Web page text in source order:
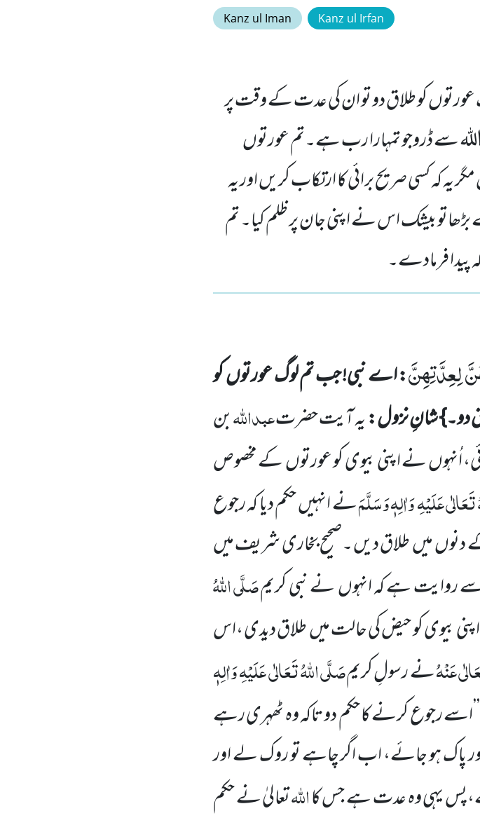
Kanz ul Iman Kanz ul Irfan
کو طلاق دو تو ان کی عدت کے وقت پر
سے ڈروجو تمہارا رب ہے۔تم عورتوں
یہ کہ کسی صریح برائی کا ارتکاب کریں اور یہ
بیشک اس نے اپنی جان پر ظلم کیا۔ تم
پیدا فرمادے۔
لِعِدَّتِهِنَّ: اے نبی! جب تم لوگ عورتوںکو
دو۔}شانِ نزول:یہ آیت حضرتعبداللّٰہبن
اُنہوں نے اپنی بیوی کو عورتوںکے مخصوص
عَلَیْہِوَاٰلِہٖ وَسَلَّمَنے انہیںحکم دیا کہ رجوع
دنوںمیںطلاق دیں ۔صحیح بخاری شریف میں
روایت ہے کہ انہوںنے نبی کریمصَلَّی اللّٰہُ
اپنی بیوی کو حیض کی حالت میںطلاق دیدی ،اس
عَنْہُنے رسولِ کریمصَلَّی اللّٰہُ تَعَالٰی عَلَیْہِوَاٰلِہٖ
رجوع کرنے کا حکم دو تاکہ وہ ٹھہری رہے
پاک ہو جائے، اب اگر چاہے تو روک لے اور
یہی وہ عدت ہے جس کااللّٰہتعالیٰ نے حکم